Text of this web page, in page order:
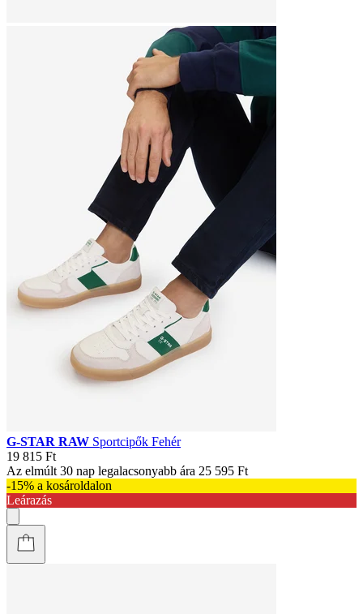
G-STAR RAW Sportcipők Fehér
19 815 Ft
Az elmúlt 30 nap legalacsonyabb ára 25 595 Ft
-15% a kosároldalon
Leárazás